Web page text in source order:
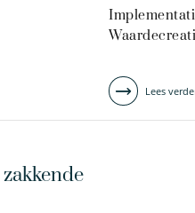
Lees